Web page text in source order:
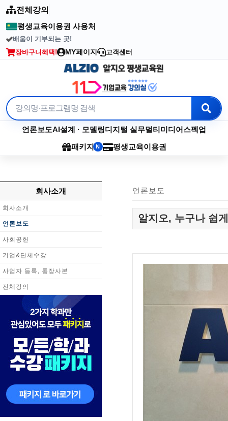
전체강의
평생교육이용권 사용처
배움이 기부되는 곳!
2003년부터 이어온 수강료 기부
장바구니 혜택! MY페이지 고객센터
언론보도AI설계 · 모델링디지털 실무멀티미디어스펙업
패키지 N 평생교육이용권
회사소개
회사소개
언론보도
사회공헌
기업&단체수강
사업자 등록, 통장사본
전체강의
언론보도
알지오, 누구나 쉽